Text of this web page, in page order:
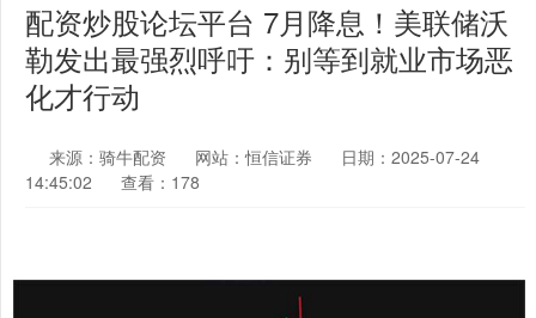
配资炒股论坛平台 7月降息！美联储沃
勒发出最强烈呼吁：别等到就业市场恶
化才行动
来源：骑牛配资 网站：恒信证券
日期：2025-07-24
14:45:02
查看：178